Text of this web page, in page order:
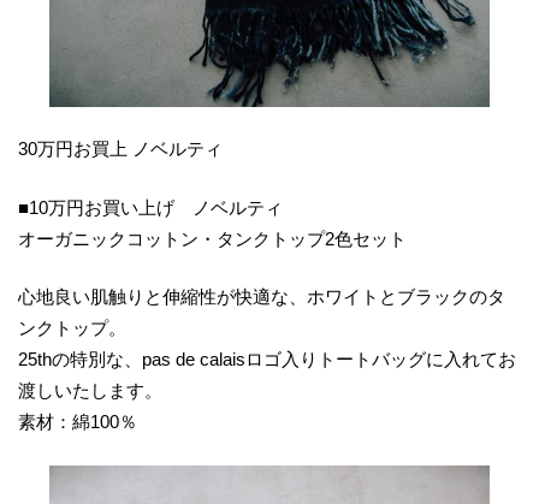
30万円お買上 ノベルティ
■10万円お買い上げ ノベルティ
オーガニックコットン・タンクトップ2色セット
心地良い肌触りと伸縮性が快適な、ホワイトとブラックのタ
ンクトップ。
25thの特別な、pas de calaisロゴ入りトートバッグに入れてお
渡しいたします。
素材：綿100％